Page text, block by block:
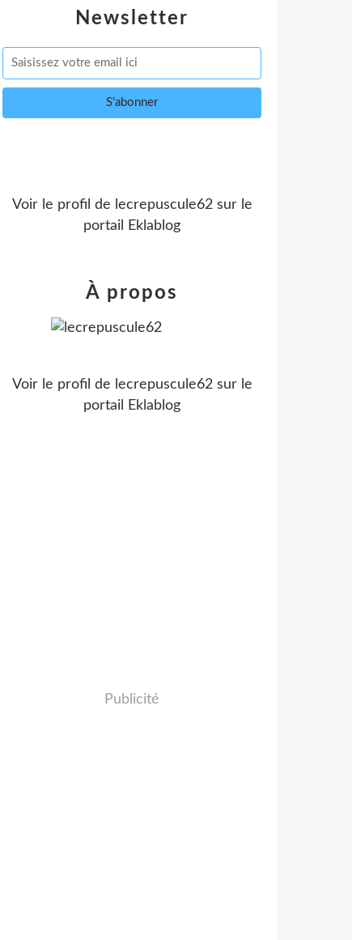
Newsletter
Voir le profil de lecrepuscule62sur le
portail Eklablog
À propos
Voir le profil de lecrepuscule62sur le
portail Eklablog
Publicité